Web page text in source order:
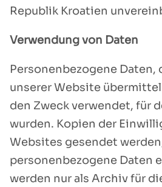
Republik Kroatien
Verwendung von Daten
Personenbezogene Daten,
unserer Website
den Zweck verwendet, für
wurden. Kopien der
Websites gesendet
personenbezogene Daten
werden nur als Archiv für